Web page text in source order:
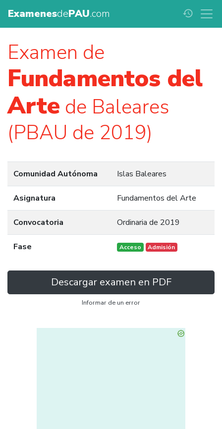
ExamenesdePAU.com history
Examen de
Fundamentos del
Arte de Baleares
(PBAU de 2019)
Comunidad Autónoma Islas Baleares
Asignatura Fundamentos del Arte
Convocatoria Ordinaria de 2019
Fase Acceso Admisión
Descargar examen en PDF
Informar de un error